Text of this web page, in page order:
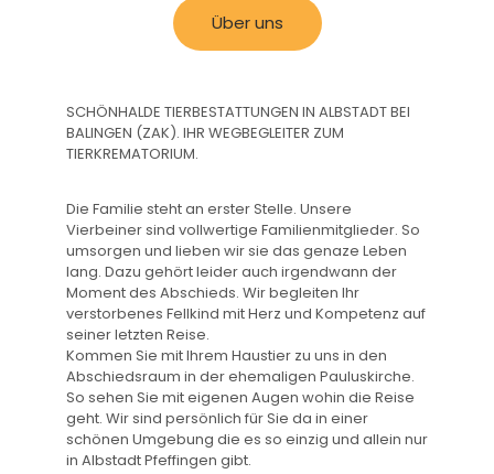
Über uns
SCHÖNHALDE TIERBESTATTUNGEN IN ALBSTADT BEI
BALINGEN (ZAK). IHR WEGBEGLEITER ZUM
TIERKREMATORIUM.
Die Familie steht an erster Stelle. Unsere
Vierbeiner sind vollwertige Familienmitglieder. So
umsorgen und lieben wir sie das genaze Leben
lang. Dazu gehört leider auch irgendwann der
Moment des Abschieds. Wir begleiten Ihr
verstorbenes Fellkind mit Herz und Kompetenz auf
seiner letzten Reise.
Kommen Sie mit Ihrem Haustier zu uns in den
Abschiedsraum in der ehemaligen Pauluskirche.
So sehen Sie mit eigenen Augen wohin die Reise
geht. Wir sind persönlich für Sie da in einer
schönen Umgebung die es so einzig und allein nur
in Albstadt Pfeffingen gibt.